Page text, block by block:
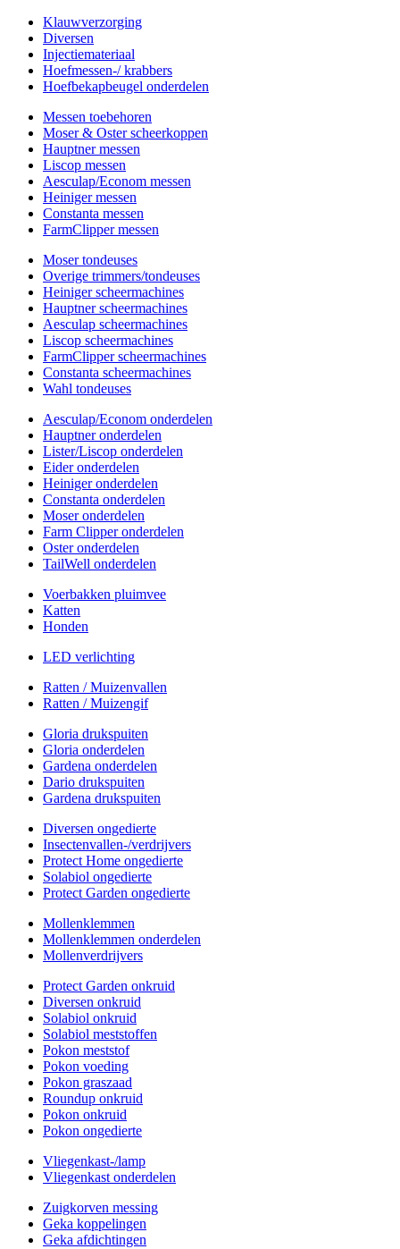
Klauwverzorging
Diversen
Injectiemateriaal
Hoefmessen-/ krabbers
Hoefbekapbeugel onderdelen
Messen toebehoren
Moser & Oster scheerkoppen
Hauptner messen
Liscop messen
Aesculap/Econom messen
Heiniger messen
Constanta messen
FarmClipper messen
Moser tondeuses
Overige trimmers/tondeuses
Heiniger scheermachines
Hauptner scheermachines
Aesculap scheermachines
Liscop scheermachines
FarmClipper scheermachines
Constanta scheermachines
Wahl tondeuses
Aesculap/Econom onderdelen
Hauptner onderdelen
Lister/Liscop onderdelen
Eider onderdelen
Heiniger onderdelen
Constanta onderdelen
Moser onderdelen
Farm Clipper onderdelen
Oster onderdelen
TailWell onderdelen
Voerbakken pluimvee
Katten
Honden
LED verlichting
Ratten / Muizenvallen
Ratten / Muizengif
Gloria drukspuiten
Gloria onderdelen
Gardena onderdelen
Dario drukspuiten
Gardena drukspuiten
Diversen ongedierte
Insectenvallen-/verdrijvers
Protect Home ongedierte
Solabiol ongedierte
Protect Garden ongedierte
Mollenklemmen
Mollenklemmen onderdelen
Mollenverdrijvers
Protect Garden onkruid
Diversen onkruid
Solabiol onkruid
Solabiol meststoffen
Pokon meststof
Pokon voeding
Pokon graszaad
Roundup onkruid
Pokon onkruid
Pokon ongedierte
Vliegenkast-/lamp
Vliegenkast onderdelen
Zuigkorven messing
Geka koppelingen
Geka afdichtingen